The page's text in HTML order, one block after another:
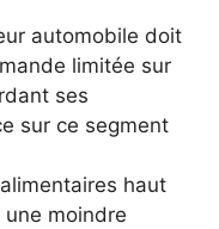
automobile doit
limitée sur
ses
sur ce segment
haut
moindre